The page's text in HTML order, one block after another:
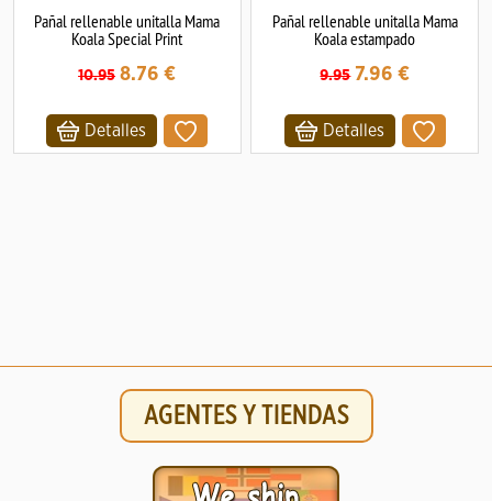
Pañal rellenable unitalla Mama
Koala Special Print
10.95 8.76 €
Detalles
Pañal rellenable unitalla Mama
Koala estampado
9.95 7.96 €
Detalles
AGENTES Y TIENDAS